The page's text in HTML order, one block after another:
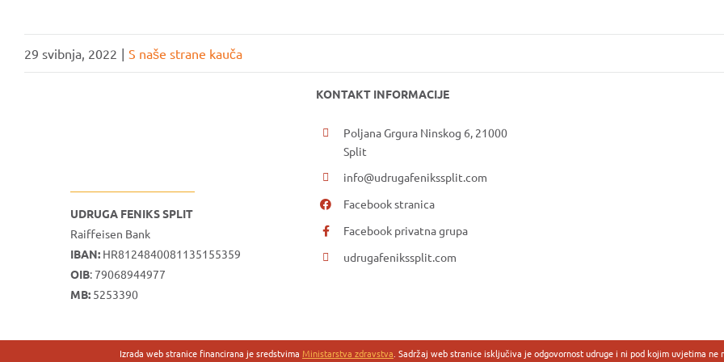
29 svibnja, 2022 | S naše strane kauča
UDRUGA FENIKS SPLIT
Raiffeisen Bank
IBAN:HR8124840081135155359
OIB: 79068944977
MB:5253390
KONTAKT INFORMACIJE
Poljana Grgura Ninskog 6, 21000
Split
info@udrugafenikssplit.com
Facebook stranica
Facebook privatna grupa
udrugafenikssplit.com
Izrada web stranice financirana je sredstvima Ministarstva zdravstva . Sadržaj web stranice isključiva je odgovornost udruge i ni pod kojim uvjetima